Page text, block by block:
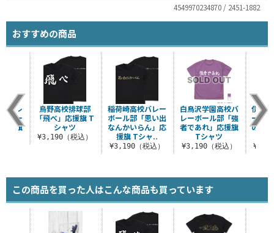
4549970234870 / 2451-1882
おすすめの商品
稲荷崎高校バレー
ボール部「思い出
なんかいらん」応
援旗 Tシャ..
¥3,190（税込）
白鳥沢学園高校バ
レーボール部「強
者であれ」応援旗
Tシャツ
¥3,190（税込）
伊達
ーボ
の鉄
バレ
コー
援旗
烏野高校排球部
「飛べ」応援旗 T
シャツ
¥3,190（税込）
この商品を買った人はこんな商品も買っています